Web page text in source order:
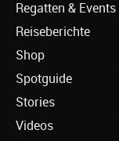
Regatten & Events
Reiseberichte
Shop
Spotguide
Stories
Videos